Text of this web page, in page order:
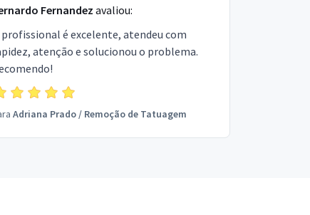
Fernandez avaliou:
profissional é excelente, atendeu com
atenção e solucionou o problema.
Adriana Prado/ Remoção de Tatuagem